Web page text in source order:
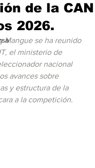
de la CAN
2026.
Mangue se ha reunido
el ministerio de
nacional
avances sobre
y estructura de la
a la competición.